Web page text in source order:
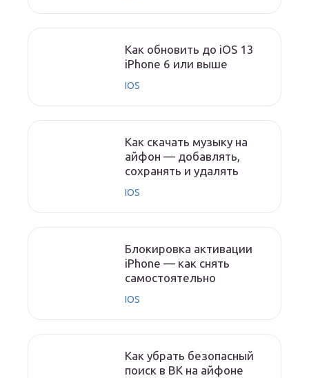
Как обновить до iOS 13
iPhone 6 или выше
IOS
Как скачать музыку на
айфон — добавлять,
сохранять и удалять
IOS
Блокировка активации
iPhone — как снять
самостоятельно
IOS
Как убрать безопасный
поиск в ВК на айфоне